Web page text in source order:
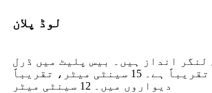
لوڈ پلان
لنگر انداز ہیں۔ بیس پلیٹ میں ڈرل
ہول کی گہرائی تقریباً ہے۔ 15 سینٹی میٹر، تقریباً
دیواروں میں۔ 12 سینٹی میٹر